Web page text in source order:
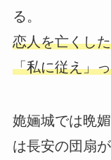
る。
恋人を亡くし
「私に従え」
姽婳城では晩
は長安の団扇